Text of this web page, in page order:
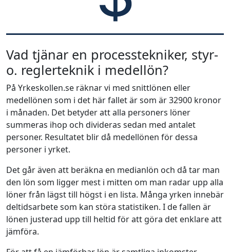
Vad tjänar en processtekniker, styr-
o. reglerteknik i medellön?
På Yrkeskollen.se räknar vi med snittlönen eller
medellönen som i det här fallet är som är 32900 kronor
i månaden. Det betyder att alla personers löner
summeras ihop och divideras sedan med antalet
personer. Resultatet blir då medellönen för dessa
personer i yrket.
Det går även att beräkna en medianlön och då tar man
den lön som ligger mest i mitten om man radar upp alla
löner från lägst till högst i en lista. Många yrken innebär
deltidsarbete som kan störa statistiken. I de fallen är
lönen justerad upp till heltid för att göra det enklare att
jämföra.